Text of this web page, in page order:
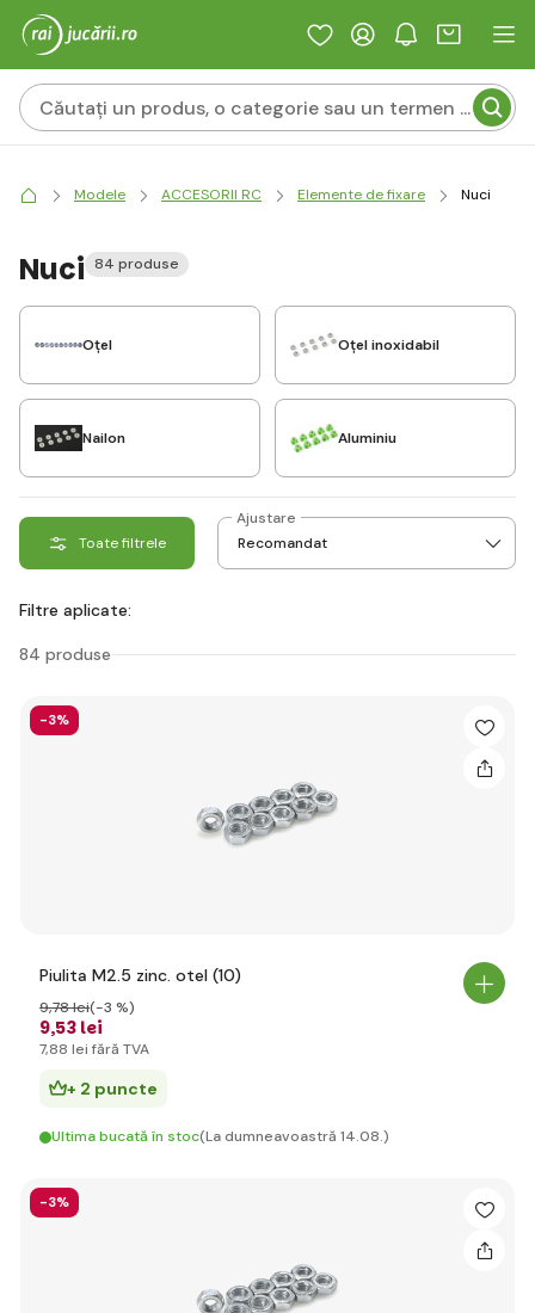
Modele ACCESORII RC Elemente de fixare Nuci
Nuci 84 produse
Oţel Oțel inoxidabil
Nailon Aluminiu
Toate filtrele
Ajustare
Filtre aplicate:
84 produse
-3%
Piulita M2.5 zinc. otel (10)
9,53 lei
9,78 lei(-3 %)
7,88 lei fără TVA
+ 2 puncte
Ultima bucată în stoc(La dumneavoastră 14.08.)
-3%